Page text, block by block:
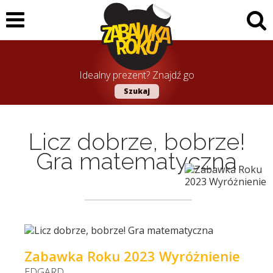
Idealny prezent? Znajdź go
Szukaj
Licz dobrze, bobrze!
Gra matematyczna
Zabawka Roku 2023 Wyróżnienie